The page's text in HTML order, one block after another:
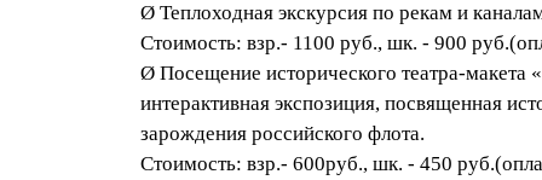
Ø Теплоходная экскурсия по рекам и
Стоимость: взр.- 1100 руб., шк. - 900
Ø Посещение исторического театра-макета
интерактивная экспозиция, посвященная
зарождения российского флота.
Стоимость: взр.- 600руб., шк. - 450